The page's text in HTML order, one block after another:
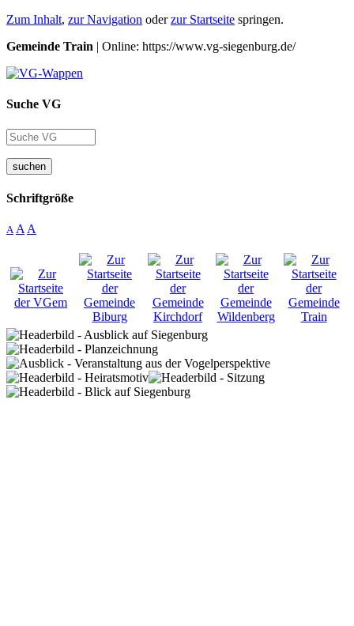
Zum Inhalt, zur Navigation oderzur Startseite springen.
Gemeinde Train | Online: https://www.vg-siegenburg.de/
Suche VG
suchen
Schriftgröße
A A A